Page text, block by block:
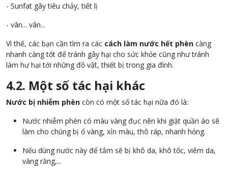
- Sunfat gây tiêu chảy, tiết lị
- vân... vân...
Vì thế, các bạn cần tìm ra các cách làm nước hết phèn càng
nhanh càng tốt để tránh gây hại cho sức khỏe cũng như tránh
làm hư hại tới những đồ vật, thiết bị trong gia đình.
4.2. Một số tác hại khác
Nước bị nhiễm phèn còn có một số tác hại nữa đó là:
Nước nhiễm phèn có màu vàng đục nên khi giặt quần áo sẽ
làm cho chúng bị ố vàng, xỉn màu, thô ráp, nhanh hỏng.
Nếu dùng nước này để tắm sẽ bị khô da, khô tốc, viêm da,
vàng răng,...